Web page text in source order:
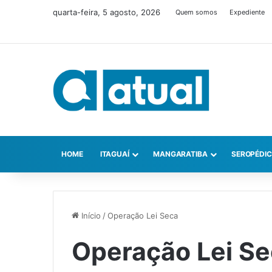
quarta-feira, 5 agosto, 2026 Quem somos Expediente
HOME ITAGUAÍ MANGARATIBA
Início /Operação Lei Seca
Operação Lei